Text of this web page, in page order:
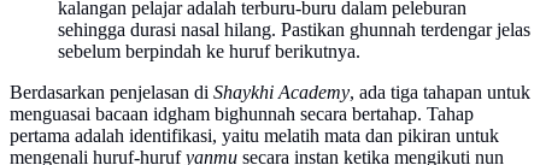
kalangan pelajar adalah terburu-buru dalam peleburan
sehingga durasi nasal hilang. Pastikan ghunnah terdengar jelas
sebelum berpindah ke huruf berikutnya.
Berdasarkan penjelasan di Shaykhi Academy, ada tiga tahapan untuk
menguasai bacaan idgham bighunnah secara bertahap. Tahap
pertama adalah identifikasi, yaitu melatih mata dan pikiran untuk
mengenali huruf-hurufyanmu secara instan ketika mengikuti nun